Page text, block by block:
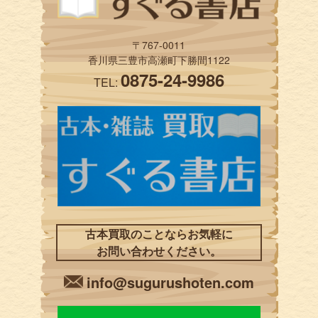
〒767-0011
香川県三豊市高瀬町下勝間1122
TEL:0875-24-9986
古本買取のことならお気軽に
お問い合わせください。
info@sugurushoten.com